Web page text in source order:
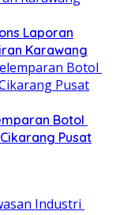
Laporan
Karawang
Botol
Pusat